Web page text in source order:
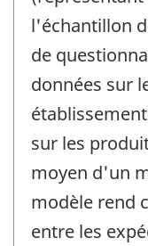
l'échantillon
de
données sur
sur les
moyen d'un
modèle rend
entre les